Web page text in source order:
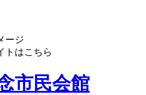
トはこちら
市民会館